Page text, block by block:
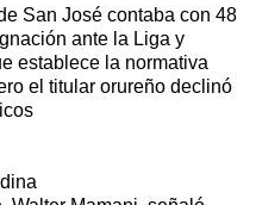
San José contaba con 48
ante la Liga y
establece la normativa
el titular orureño declinó